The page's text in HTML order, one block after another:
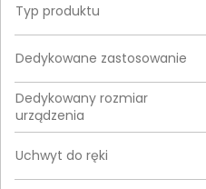
Typ produktu
Dedykowane zastosowanie
Dedykowany rozmiar
urządzenia
Uchwyt do ręki